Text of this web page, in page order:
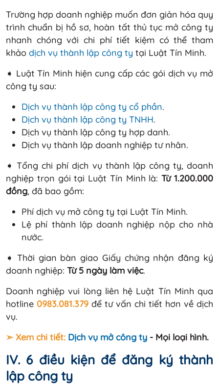
Trường hợp doanh nghiệp muốn đơn giản hóa quy
trình chuẩn bị hồ sơ, hoàn tất thủ tục mở công ty
nhanh chóng với chi phí tiết kiệm có thể tham
khảo dịch vụ thành lập công ty tại Luật Tín Minh.
➧ Luật Tín Minh hiện cung cấp các gói dịch vụ mở
công ty sau:
Dịch vụ thành lập công ty cổ phần.
Dịch vụ thành lập công ty TNHH.
Dịch vụ thành lập công ty hợp danh.
Dịch vụ thành lập doanh nghiệp tư nhân.
➧ Tổng chi phí dịch vụ thành lập công ty, doanh
nghiệp trọn gói tại Luật Tín Minh là:Từ 1.200.000
đồng, đã bao gồm:
Phí dịch vụ mở công ty tại Luật Tín Minh.
Lệ phí thành lập doanh nghiệp nộp cho nhà
nước.
➧ Thời gian bàn giao Giấy chứng nhận đăng ký
doanh nghiệp: Từ 5 ngày làm việc.
Doanh nghiệp vui lòng liên hệ Luật Tín Minh qua
hotline 0983.081.379 để tư vấn chi tiết hơn về dịch
vụ.
➣ Xem chi tiết: Dịch vụ mở công ty - Mọi loại hình.
IV. 6 điều kiện để đăng ký thành
lập công ty